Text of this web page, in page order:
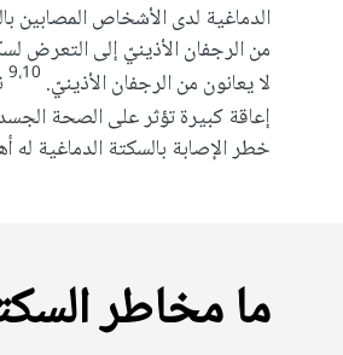
الدماغية لدى الأشخاص المصابين
من الرجفان الأذينيّ إلى التعرض
لا يعانون من الرجفان الأذينيّ. 9،10
إعاقة كبيرة تؤثر على الصحة
خطر الإصابة بالسكتة الدماغية له
ما مخاطر